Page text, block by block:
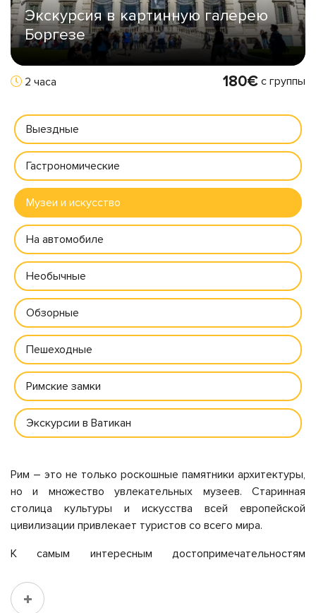
Выездные
Гастрономические
Музеи и искусство
На автомобиле
Необычные
Обзорные
Пешеходные
Римские замки
Экскурсии в Ватикан
Экскурсия в картинную галерею
Боргезе
2 часа 180€с группы
Рим – это не только роскошные памятники архитектуры,
но и множество увлекательных музеев. Старинная
столица культуры и искусства всей европейской
цивилизации привлекает туристов со всего мира.
К самым интересным достопримечательностям
Национальный римский музей. Большой комплекс